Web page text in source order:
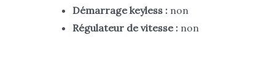
Démarrage keyless : non
Régulateur de vitesse : non